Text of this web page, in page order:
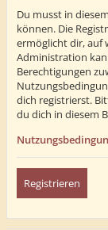
Du musst in
können. Die
ermöglicht dir, auf
Administration
Berechtigungen
dich registrierst.
du dich in diesem
Registrieren